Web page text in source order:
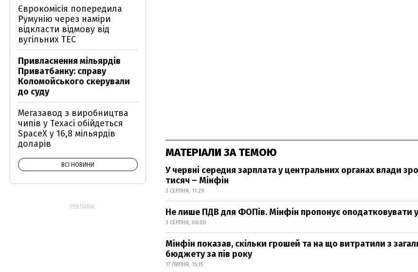
МАТЕРІАЛИ ЗА ТЕМОЮ
У червні середня зарплата у центральних органах влади
тисяч – Мінфін
3 СЕРПНЯ, 11:29
Не лише ПДВ для ФОПів. Мінфін пропонує оподатковувати
3 СЕРПНЯ, 06:00
Мінфін показав, скільки грошей та на що витратили з
бюджету за пів року
17 ЛИПНЯ, 15:15
Єврокомісія попередила
Румунію через наміри
відкласти відмову від
вугільних ТЕС
Привласнення мільярдів
Приватбанку: справу
Коломойського скерували
до суду
Мегазавод з виробництва
чипів у Техасі обійдеться
SpaceX у 16,8 мільярдів
доларів
ВСІ НОВИНИ
РЕКЛАМА: